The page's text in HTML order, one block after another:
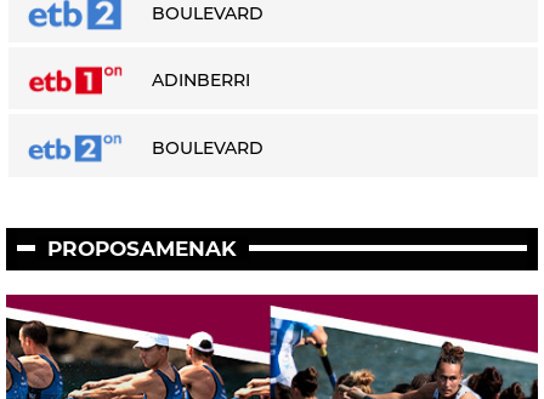
BOULEVARD
ADINBERRI
BOULEVARD
PROPOSAMENAK